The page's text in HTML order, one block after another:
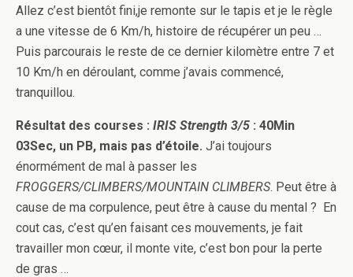
Allez c’est bientôt fini,je remonte sur le tapis et je le règle
a une vitesse de 6 Km/h, histoire de récupérer un peu …
Puis parcourais le reste de ce dernier kilomètre entre 7 et
10 Km/h en déroulant, comme j’avais commencé,
tranquillou.
Résultat des courses : IRIS Strength 3/5 : 40Min
03Sec, un PB, mais pas d’étoile. J’ai toujours
énormément de mal à passer les
FROGGERS/CLIMBERS/MOUNTAIN CLIMBERS. Peut être à
cause de ma corpulence, peut être à cause du mental ? En
cout cas, c’est qu’en faisant ces mouvements, je fait
travailler mon cœur, il monte vite, c’est bon pour la perte
de gras …